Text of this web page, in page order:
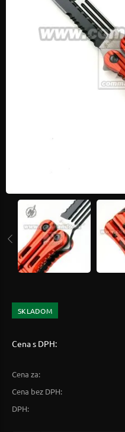
SKLADOM
Cena s DPH:
Cena za:
Cena bez DPH:
DPH: